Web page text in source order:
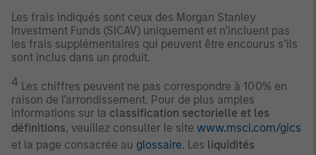
Les frais indiqués sont ceux des Morgan Stanley
Investment Funds (SICAV) uniquement et n’incluent pas
les frais supplémentaires qui peuvent être encourus s’ils
sont inclus dans un produit.
4 Les chiffres peuvent ne pas correspondre à 100% en
raison de l’arrondissement. Pour de plus amples
informations sur la classification sectorielle et les
définitions, veuillez consulter le site www.msci.com/gics
et la page consacrée au glossaire. Les liquidités